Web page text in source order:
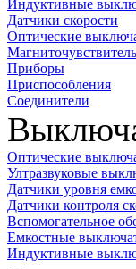
Индуктивные
Датчики скорости
Оптические
Приборы
Приспособления
Соединители
Оптические
Ултразвуковые
Датчики уровня
Датчики контроля
Вспомогательное
Емкостные
Индуктивные